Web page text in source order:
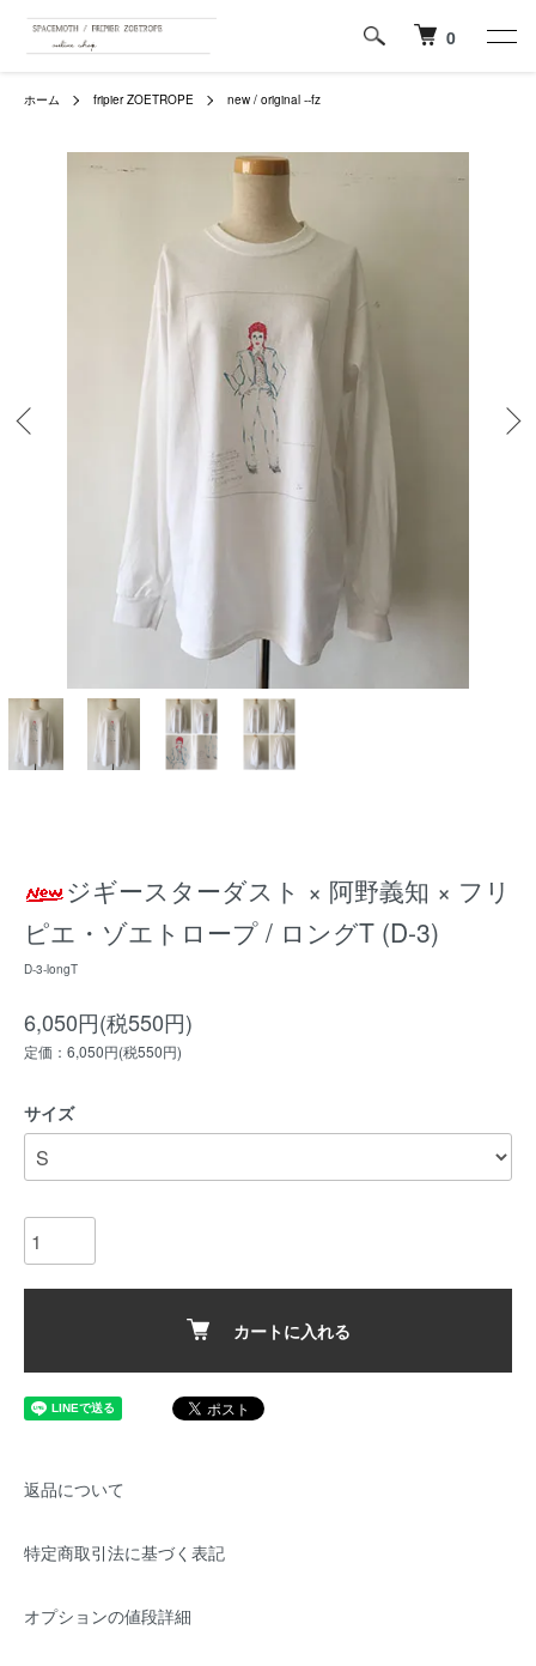
0
ホーム fripier ZOETROPE new / original --fz
ジギースターダスト × 阿野義知 × フリ
ピエ・ゾエトロープ / ロングT (D-3)
D-3-longT
6,050円(税550円)
定価：6,050円(税550円)
サイズ
カートに入れる
返品について
特定商取引法に基づく表記
オプションの値段詳細